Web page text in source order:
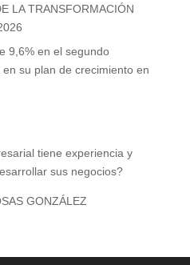
LA TRANSFORMACIÓN
9,6% en el segundo
su plan de crecimiento en
tiene experiencia y
sus negocios?
GONZÁLEZ